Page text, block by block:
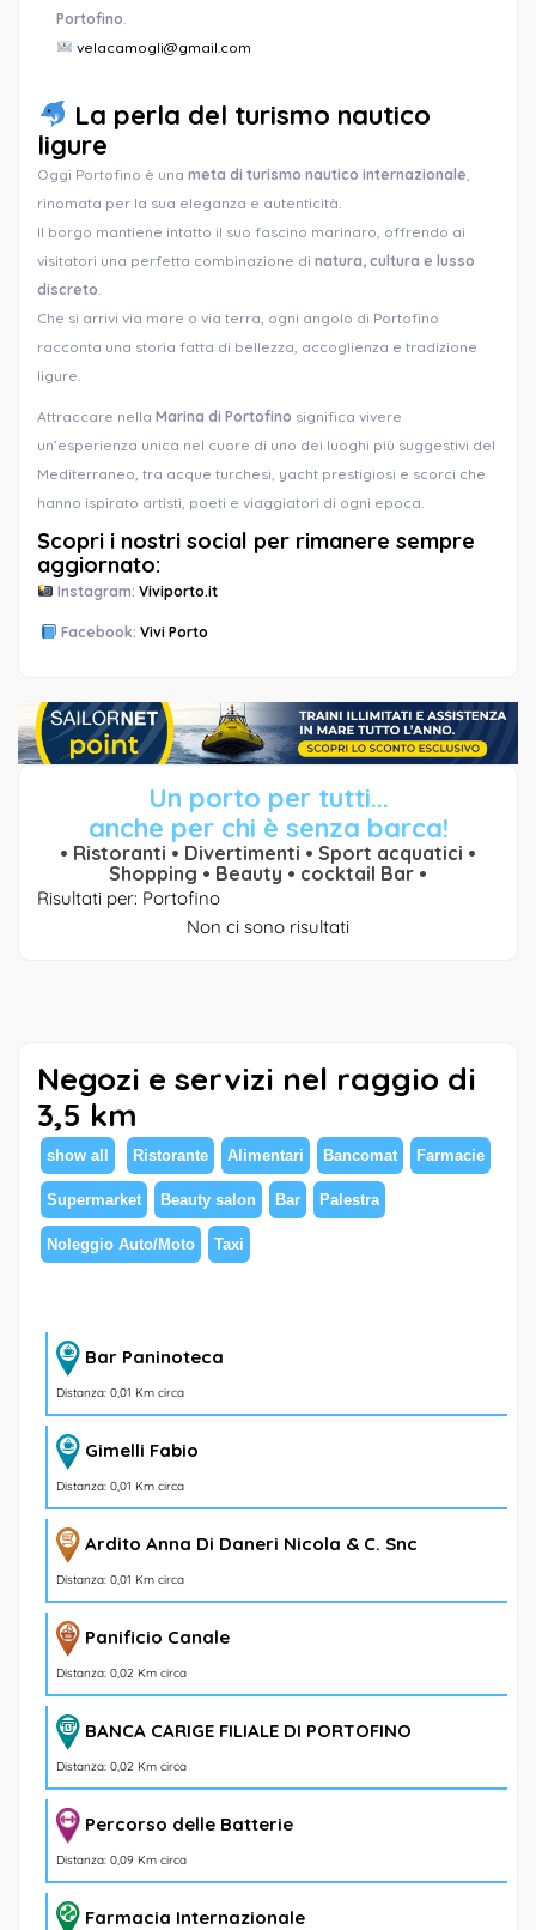
Portofino
velacamogli@gmail.com
La perla del turismo nautico
ligure
Oggi Portofino è una meta di turismo nautico internazionale,
rinomata per la sua eleganza e autenticità.
Il borgo mantiene intatto il suo fascino marinaro, offrendo ai
visitatori una perfetta combinazione di natura, cultura e lusso
discreto.
Che si arrivi via mare o via terra, ogni angolo di Portofino
racconta una storia fatta di bellezza, accoglienza e tradizione
ligure.
Attraccare nella Marina di Portofino significa vivere
un’esperienza unica nel cuore di uno dei luoghi più suggestivi del
Mediterraneo, tra acque turchesi, yacht prestigiosi e scorci che
hanno ispirato artisti, poeti e viaggiatori di ogni epoca.
Scopri i nostri social per rimanere sempre
aggiornato:
Instagram: Viviporto.it
Facebook: Vivi Porto
Un porto per tutti...
anche per chi è senza barca!
• Ristoranti • Divertimenti • Sport acquatici •
Shopping • Beauty • cocktail Bar •
Risultati per: Portofino
Non ci sono risultati
Negozi e servizi nel raggio di
3,5 km
show all Ristorante Alimentari Bancomat Farmacie
Supermarket Beauty salon Bar Palestra
Noleggio Auto/Moto Taxi
Bar Paninoteca
Distanza: 0,01 Km circa
Gimelli Fabio
Distanza: 0,01 Km circa
Ardito Anna Di Daneri Nicola & C. Snc
Distanza: 0,01 Km circa
Panificio Canale
Distanza: 0,02 Km circa
BANCA CARIGE FILIALE DI PORTOFINO
Distanza: 0,02 Km circa
Percorso delle Batterie
Distanza: 0,09 Km circa
Farmacia Internazionale